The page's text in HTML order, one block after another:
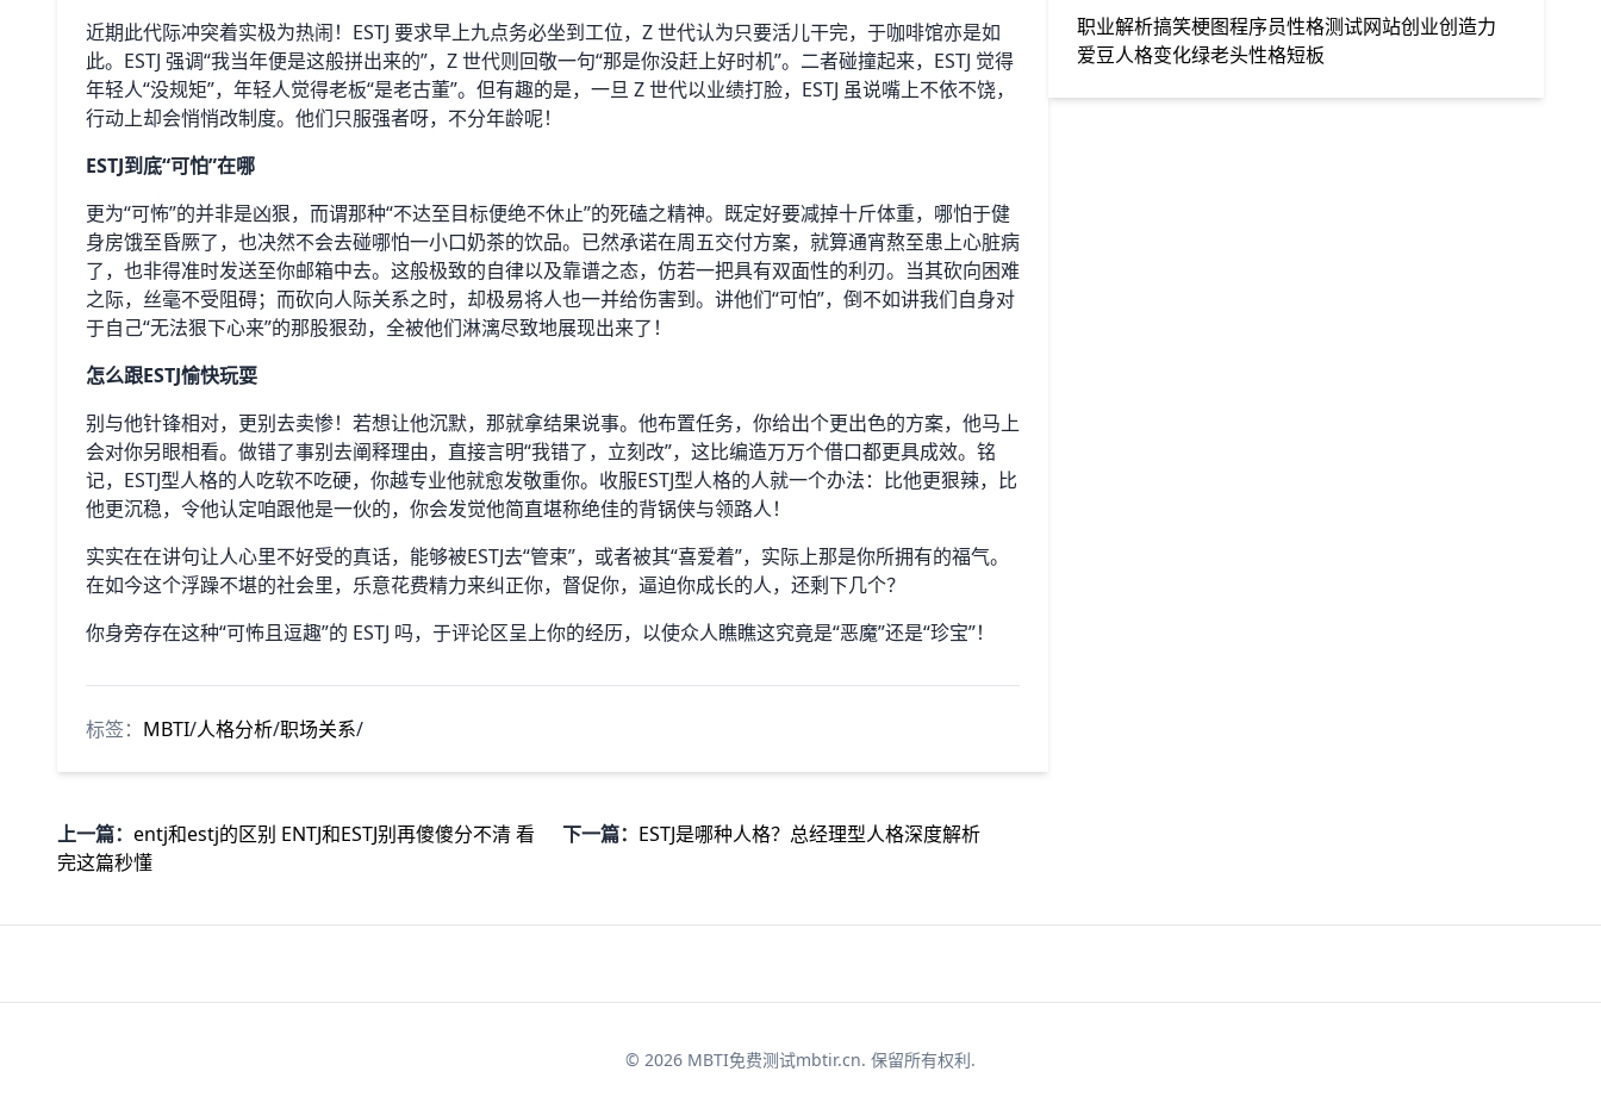
近期此代际冲突着实极为热闹！ESTJ 要求早上九点务必坐到工位，Z 世代认为只要活儿干完，于咖啡馆亦是如
此。ESTJ 强调“我当年便是这般拼出来的”，Z 世代则回敬一句“那是你没赶上好时机”。二者碰撞起来，ESTJ 觉得
年轻人“没规矩”，年轻人觉得老板“是老古董”。但有趣的是，一旦 Z 世代以业绩打脸，ESTJ 虽说嘴上不依不饶，
行动上却会悄悄改制度。他们只服强者呀，不分年龄呢！
ESTJ到底“可怕”在哪
更为“可怖”的并非是凶狠，而谓那种“不达至目标便绝不休止”的死磕之精神。既定好要减掉十斤体重，哪怕于健
身房饿至昏厥了，也决然不会去碰哪怕一小口奶茶的饮品。已然承诺在周五交付方案，就算通宵熬至患上心脏病
了，也非得准时发送至你邮箱中去。这般极致的自律以及靠谱之态，仿若一把具有双面性的利刃。当其砍向困难
之际，丝毫不受阻碍；而砍向人际关系之时，却极易将人也一并给伤害到。讲他们“可怕”，倒不如讲我们自身对
于自己“无法狠下心来”的那股狠劲，全被他们淋漓尽致地展现出来了！
怎么跟ESTJ愉快玩耍
别与他针锋相对，更别去卖惨！若想让他沉默，那就拿结果说事。他布置任务，你给出个更出色的方案，他马上
会对你另眼相看。做错了事别去阐释理由，直接言明“我错了，立刻改”，这比编造万万个借口都更具成效。铭
记，ESTJ型人格的人吃软不吃硬，你越专业他就愈发敬重你。收服ESTJ型人格的人就一个办法：比他更狠辣，比
他更沉稳，令他认定咱跟他是一伙的，你会发觉他简直堪称绝佳的背锅侠与领路人！
实实在在讲句让人心里不好受的真话，能够被ESTJ去“管束”，或者被其“喜爱着”，实际上那是你所拥有的福气。
在如今这个浮躁不堪的社会里，乐意花费精力来纠正你，督促你，逼迫你成长的人，还剩下几个？
你身旁存在这种“可怖且逗趣”的 ESTJ 吗，于评论区呈上你的经历，以使众人瞧瞧这究竟是“恶魔”还是“珍宝”！
标签： MBTI/人格分析/职场关系/
上一篇： entj和estj的区别 ENTJ和ESTJ别再傻傻分不清 看
完这篇秒懂
下一篇： ESTJ是哪种人格？总经理型人格深度解析
职业解析搞笑梗图程序员性格测试网站创业创造力
爱豆人格变化绿老头性格短板
© 2026 MBTI免费测试mbtir.cn. 保留所有权利.